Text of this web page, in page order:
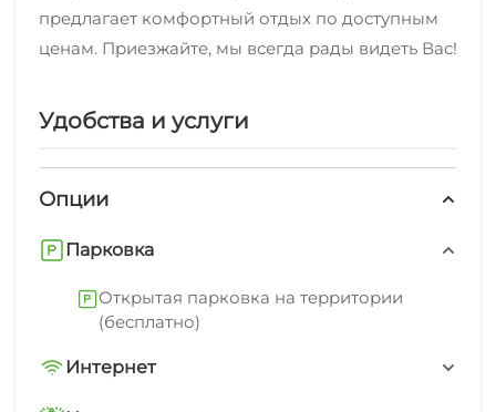
предлагает комфортный отдых по доступным
ценам. Приезжайте, мы всегда рады видеть Вас!
Удобства и услуги
Опции
Парковка
Открытая парковка на территории
(бесплатно)
Интернет